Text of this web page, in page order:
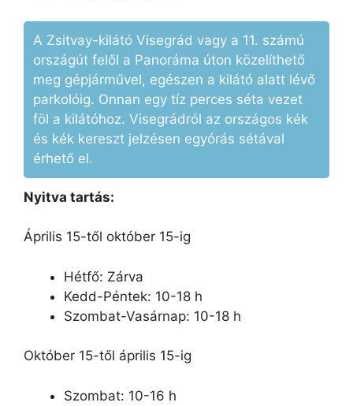
A Zsitvay-kilátó Visegrád vagy a 11. számú
országút felől a Panoráma úton közelíthető
meg gépjárművel, egészen a kilátó alatt lévő
parkolóig. Onnan egy tíz perces séta vezet
föl a kilátóhoz. Visegrádról az országos kék
és kék kereszt jelzésen egyórás sétával
érhető el.
Nyitva tartás:
Április 15-től október 15-ig
Hétfő: Zárva
Kedd-Péntek: 10-18 h
Szombat-Vasárnap: 10-18 h
Október 15-től április 15-ig
Szombat: 10-16 h